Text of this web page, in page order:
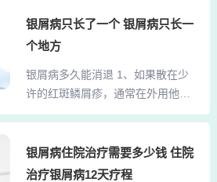
免吃辛辣刺激性食物，牛羊肉海鲜
等发物，平时多运动，努力锻炼好
病人用抗菌素治疗有效。摘除扁桃
腺后，皮疹可有明...
新生指甲随着生长将坏死的指甲逐
渐推出。指甲的生长和局部的血液
指甲的生长速度快于老年人，手部
的指甲快于足部的指甲。2、手指甲
蜕壳是啥原因 一般状况下造成手指
血、钙的缺失症、维他命及营养元
素欠缺、营养不良等，一般常见于
银屑病只长了一个 银屑病只长一
个地方
银屑病多久能消退 1、如果散在少
许的红斑鳞屑疹，通常在外用他卡
西醇软膏或者卡泊三醇软膏等维生
2、银屑病是有一定的病程，一般冬
天重，夏天轻。局限性的鳞屑的斑
银屑病住院治疗需要多少钱 住院
治疗银屑病12天疗程